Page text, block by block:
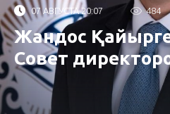
07 АВГУСТА 20:07 484
Жандос
Совет